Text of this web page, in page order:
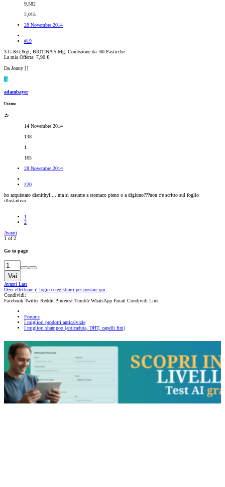
9,582
2,015
28 Novembre 2014
#19
3-G &lt;&gt; BIOTINA 5 Mg. Confezione da: 60 Pasticche
La mia Offerta: 7,90 €
Da Jonny []
A
adambayer
Utente
14 Novembre 2014
138
1
165
28 Novembre 2014
#20
ho acquistato dianithyl.... ma si assume a stomaco pieno o a digiuno???non c'e scritto sul foglio
illustartivo.....
1
2
Avanti
1 of 2
Go to page
Vai
Avanti Last
Devi effettuare il login o registrarti per postare qui.
Condividi:
Facebook Twitter Reddit Pinterest Tumblr WhatsApp Email Condividi Link
Forums
I migliori prodotti anticalvizie
I migliori shampoo (anticaduta, DHT, capelli fini)